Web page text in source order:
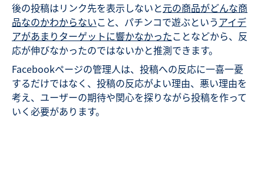
後の投稿はリンク先を表示しないと元の商品がどんな商
品なのかわからないこと、パチンコで遊ぶという アイデ
アがあまりターゲットに響かなかったことなどから、反
応が伸びなかったのではないかと推測できます。
Facebookページの管理人は、投稿への反応に一喜一憂
するだけではなく、投稿の反応がよい理由、悪い理由を
考え、ユーザーの期待や関心を探りながら投稿を作って
いく必要があります。